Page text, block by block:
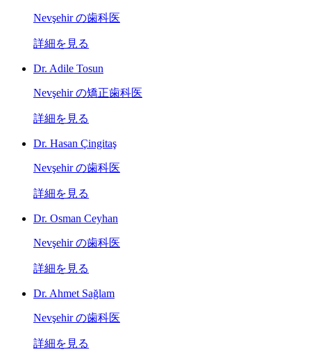
Nevşehir の歯科医
詳細を見る
Dr. Adile Tosun
Nevşehir の矯正歯科医
詳細を見る
Dr. Hasan Çingitaş
Nevşehir の歯科医
詳細を見る
Dr. Osman Ceyhan
Nevşehir の歯科医
詳細を見る
Dr. Ahmet Sağlam
Nevşehir の歯科医
詳細を見る